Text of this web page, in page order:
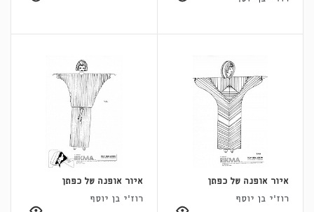
איור אופנה של כפתן
רוז'י בן יוסף
איור אופנה של כפתן
רוז'י בן יוסף